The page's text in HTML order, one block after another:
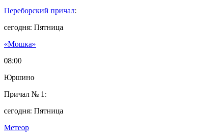
Переборский причал:
сегодня: Пятница
«Мошка»
08:00
Юршино
Причал № 1:
сегодня: Пятница
Метеор